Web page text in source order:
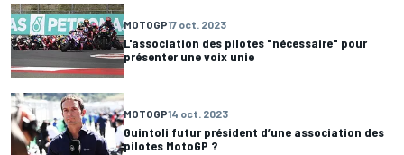
MOTOGP17 oct. 2023
L'association des pilotes "nécessaire" pour
présenter une voix unie
MOTOGP14 oct. 2023
Guintoli futur président d’une association des
pilotes MotoGP ?